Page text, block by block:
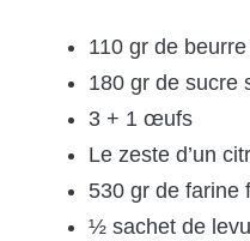
110 gr de
180 gr de sucre
3 + 1 œufs
Le zeste d’un
530 gr de farine
½ sachet de